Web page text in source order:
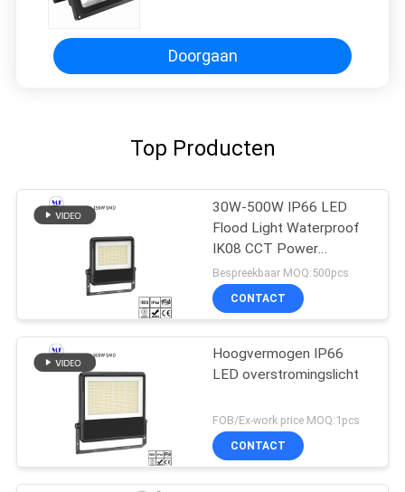
Doorgaan
Top Producten
30W-500W IP66 LED
Flood Light Waterproof
IK08 CCT Power
Dimming Voor buiten
binnen
Bespreekbaar MOQ:500pcs
CONTACT
Hoogvermogen IP66
LED overstromingslicht
FOB/Ex-work price MOQ:1pcs
CONTACT